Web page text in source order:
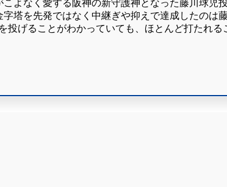
よなく愛する阪神の新守護神となった藤川球児
塔を先発ではなく中継ぎや抑えで達成したのは
げることがわかっていても、ほとんど打たれ